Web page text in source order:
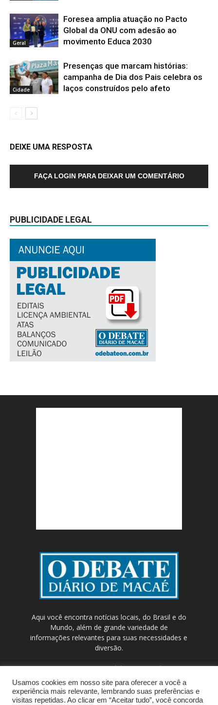
Geral
Foresea amplia atuação no Pacto
Global da ONU com adesão ao
movimento Educa 2030
Cidade
Presenças que marcam histórias:
campanha de Dia dos Pais celebra os
laços construídos pelo afeto
DEIXE UMA RESPOSTA
FAÇA LOGIN PARA DEIXAR UM COMENTÁRIO
PUBLICIDADE LEGAL
Aqui você encontra notícias locais, do Brasil e do
Mundo, além de grande variedade de
informações relevantes para suas necessidades e
diversão.
Contato:contato@odebateon.com.br /
comercia@odebateon.com.br
Usamos cookies em nosso site para oferecer a você a
experiência mais relevante, lembrando suas preferências e
visitas repetidas. Ao clicar em “Aceitar tudo”, você concorda